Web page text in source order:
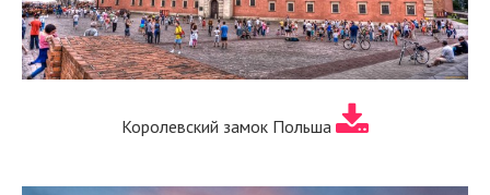
Королевский замок Польша